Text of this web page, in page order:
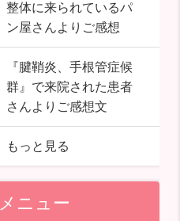
整体に来られているパ
ン屋さんよりご感想
『腱鞘炎、手根管症候
群』で来院された患者
さんよりご感想文
もっと見る
メニュー